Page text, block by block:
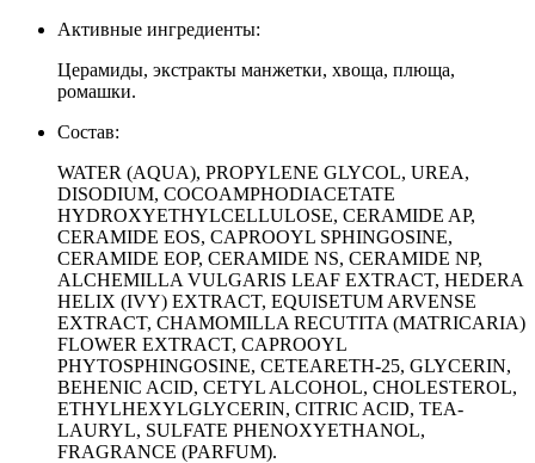
Активные ингредиенты:
Церамиды, экстракты манжетки, хвоща, плюща,
ромашки.
Состав:
WATER (AQUA), PROPYLENE GLYCOL, UREA,
DISODIUM, COCOAMPHODIACETATE
HYDROXYETHYLCELLULOSE, CERAMIDE AP,
CERAMIDE EOS, CAPROOYL SPHINGOSINE,
CERAMIDE EOP, CERAMIDE NS, CERAMIDE NP,
ALCHEMILLA VULGARIS LEAF EXTRACT, HEDERA
HELIX (IVY) EXTRACT, EQUISETUM ARVENSE
EXTRACT, CHAMOMILLA RECUTITA (MATRICARIA)
FLOWER EXTRACT, CAPROOYL
PHYTOSPHINGOSINE, CETEARETH-25, GLYCERIN,
BEHENIC ACID, CETYL ALCOHOL, CHOLESTEROL,
ETHYLHEXYLGLYCERIN, CITRIC ACID, TEA-
LAURYL, SULFATE PHENOXYETHANOL,
FRAGRANCE (PARFUM).